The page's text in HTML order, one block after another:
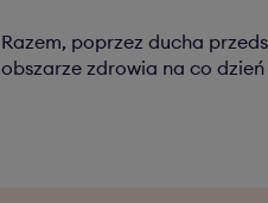
Razem, poprzez ducha
obszarze zdrowia na co